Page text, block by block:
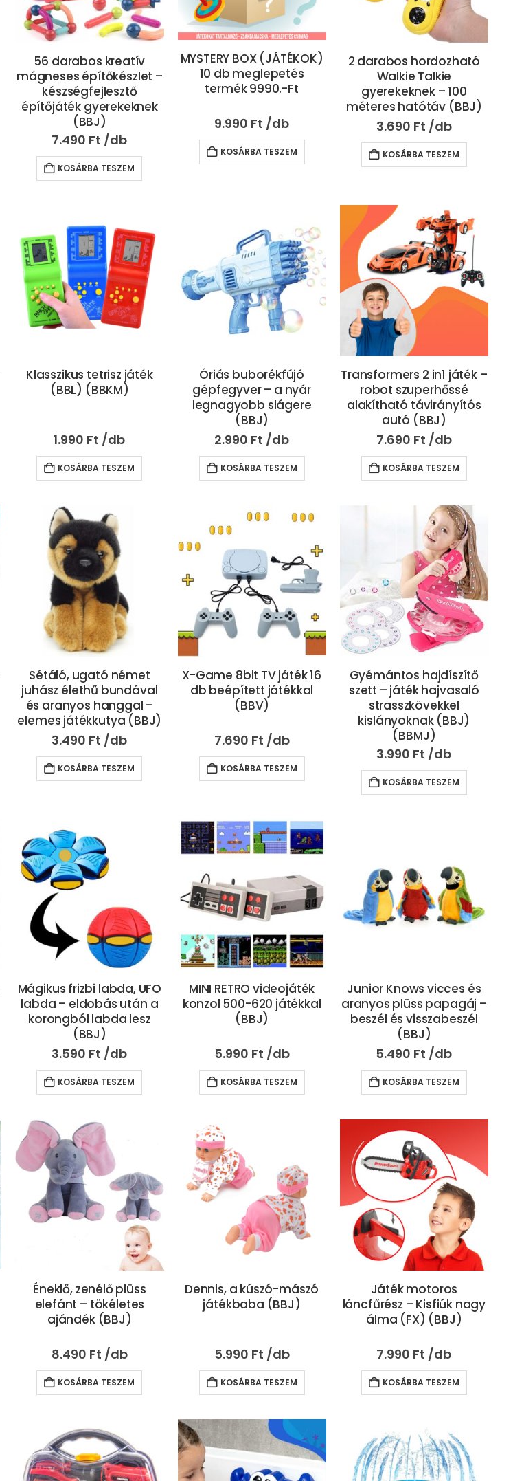
56 darabos kreatív
mágneses építőkészlet –
készségfejlesztő
építőjáték gyerekeknek
(BBJ)
7.490 Ft
KOSÁRBA TESZEM
MYSTERY BOX (JÁTÉKOK)
10 db meglepetés
termék 9990.-Ft
9.990 Ft
KOSÁRBA TESZEM
2 darabos hordozható
Walkie Talkie
gyerekeknek – 100
méteres hatótáv (BBJ)
3.690 Ft
KOSÁRBA TESZEM
Klasszikus tetrisz játék
(BBL) (BBKM)
1.990 Ft
KOSÁRBA TESZEM
Óriás buborékfújó
gépfegyver – a nyár
legnagyobb slágere
(BBJ)
2.990 Ft
KOSÁRBA TESZEM
Transformers 2 in1 játék –
robot szuperhőssé
alakítható távirányítós
autó (BBJ)
7.690 Ft
KOSÁRBA TESZEM
Sétáló, ugató német
juhász élethű bundával
és aranyos hanggal –
elemes játékkutya (BBJ)
3.490 Ft
KOSÁRBA TESZEM
X-Game 8bit TV játék 16
db beépített játékkal
(BBV)
7.690 Ft
KOSÁRBA TESZEM
Gyémántos hajdíszítő
szett – játék hajvasaló
strasszkövekkel
kislányoknak (BBJ)
(BBMJ)
3.990 Ft
KOSÁRBA TESZEM
Mágikus frizbi labda, UFO
labda – eldobás után a
korongból labda lesz
(BBJ)
3.590 Ft
KOSÁRBA TESZEM
MINI RETRO videojáték
konzol 500-620 játékkal
(BBJ)
5.990 Ft
KOSÁRBA TESZEM
Junior Knows vicces és
aranyos plüss papagáj –
beszél és visszabeszél
(BBJ)
5.490 Ft
KOSÁRBA TESZEM
Éneklő, zenélő plüss
elefánt – tökéletes
ajándék (BBJ)
8.490 Ft
KOSÁRBA TESZEM
Dennis, a kúszó-mászó
játékbaba (BBJ)
5.990 Ft
KOSÁRBA TESZEM
Játék motoros
láncfűrész – Kisfiúk nagy
álma (FX) (BBJ)
7.990 Ft
KOSÁRBA TESZEM